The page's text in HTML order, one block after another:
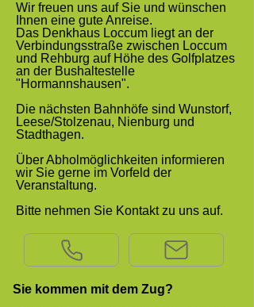
Wir freuen uns auf Sie und wünschen
Ihnen eine gute Anreise.
Das Denkhaus Loccum liegt an der
Verbindungsstraße zwischen Loccum
und Rehburg auf Höhe des Golfplatzes
an der Bushaltestelle
"Hormannshausen".
Die nächsten Bahnhöfe sind Wunstorf,
Leese/Stolzenau, Nienburg und
Stadthagen.
Über Abholmöglichkeiten informieren
wir Sie gerne im Vorfeld der
Veranstaltung.
Bitte nehmen Sie Kontakt zu uns auf.
Sie kommen mit dem Zug?